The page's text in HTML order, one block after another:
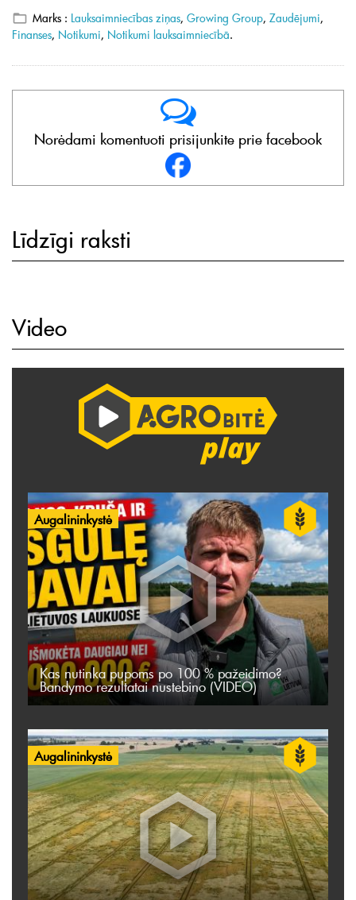
Marks : Lauksaimniecības ziņas, Growing Group, Zaudējumi,
Finanses, Notikumi, Notikumi lauksaimniecībā.
Norėdami komentuoti prisijunkite prie facebook
Līdzīgi raksti
Video
Augalininkystė
Kas nutinka pupoms po 100 % pažeidimo?
Bandymo rezultatai nustebino (VIDEO)
Augalininkystė